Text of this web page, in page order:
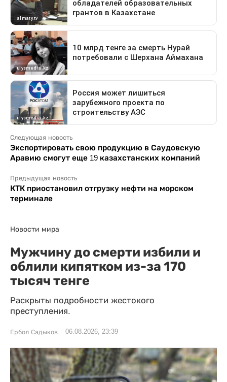
Следующая новость
Экспортировать свою продукцию в Саудовскую
Аравию смогут еще 19 казахстанских компаний
Предыдущая новость
КТК приостановил отгрузку нефти на морском
терминале
Новости мира
Мужчину до смерти избили и
облили кипятком из-за 170
тысяч тенге
Раскрыты подробности жестокого
преступления.
Ербол Садыков 06.08.2026, 23:39